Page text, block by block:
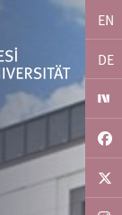
EN
DE